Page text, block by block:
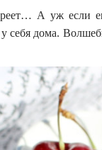
А уж если
себя дома.